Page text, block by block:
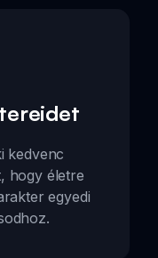
kedvenc
hogy életre
egyedi